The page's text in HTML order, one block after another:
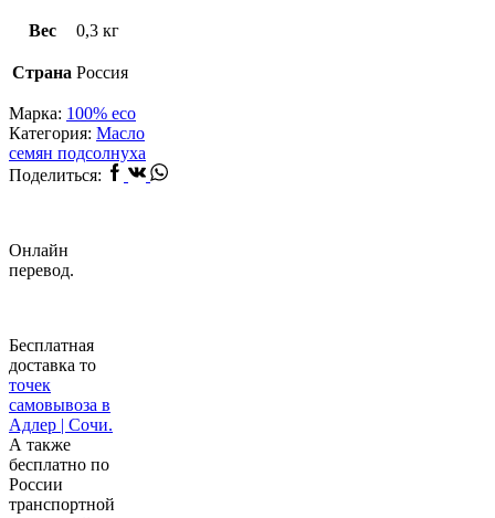
Вес 0,3 кг
Страна Россия
Марка: 100% eco
Категория: Масло
семян подсолнуха
Поделиться: Facebook
Vk Whatsapp
Онлайн
перевод.
Бесплатная
доставка то
точек
самовывоза в
Адлер | Сочи.
А также
бесплатно по
России
транспортной